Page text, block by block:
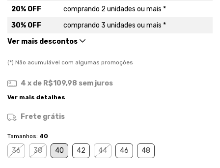
20% OFF
comprando 2 unidades ou mais *
30% OFF
comprando 3 unidades ou mais *
Ver mais descontos
(*) Não acumulável com algumas promoções
4 x de R$109,98 sem juros
Ver mais detalhes
Frete grátis
Tamanhos: 40
36 38 40 42 44 46 48